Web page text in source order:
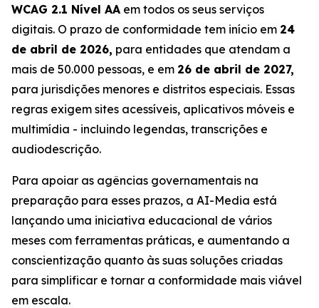
WCAG 2.1 Nível AA em todos os seus serviços
digitais. O prazo de conformidade tem início em 24
de abril de 2026, para entidades que atendam a
mais de 50.000 pessoas, e em 26 de abril de 2027,
para jurisdições menores e distritos especiais. Essas
regras exigem sites acessíveis, aplicativos móveis e
multimídia - incluindo legendas, transcrições e
audiodescrição.
Para apoiar as agências governamentais na
preparação para esses prazos, a AI-Media está
lançando uma iniciativa educacional de vários
meses com ferramentas práticas, e aumentando a
conscientização quanto às suas soluções criadas
para simplificar e tornar a conformidade mais viável
em escala.